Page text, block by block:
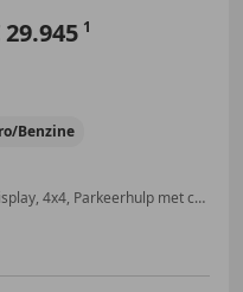
29.945 1
Benzine
Elektrische stoelverstelling, Head-up display, 4x4, Parkeerhulp met camera, Getinte ramen, Stoelverwarming, Inductieladen voor smartphones, Alarm